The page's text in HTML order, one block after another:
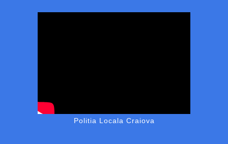
Politia Locala Craiova